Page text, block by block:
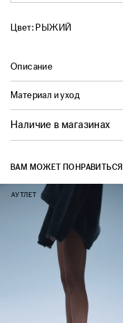
Цвет:РЫЖИЙ
Описание
Материал и уход
Наличие в магазинах
ВАМ МОЖЕТ ПОНРАВИТЬСЯ
АУТЛЕТ